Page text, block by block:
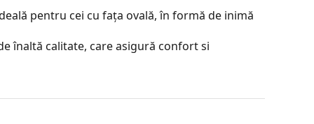
pentru cei cu fața ovală, în formă de inimă
înaltă calitate, care asigură confort si
sau a distorsiona culorile.